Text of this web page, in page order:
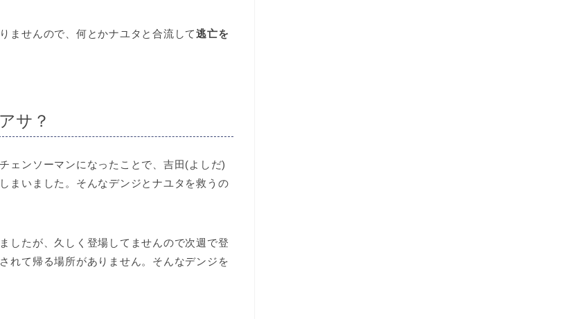
ませんので、何とかナユタと合流して逃亡を
サ？
ェンソーマンになったことで、吉田(よしだ)
まいました。そんなデンジとナユタを救うの
したが、久しく登場してませんので次週で登
れて帰る場所がありません。そんなデンジを